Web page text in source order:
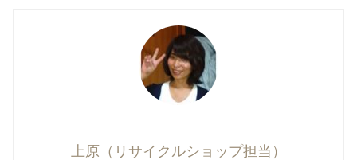
上原（リサイクルショップ担当）